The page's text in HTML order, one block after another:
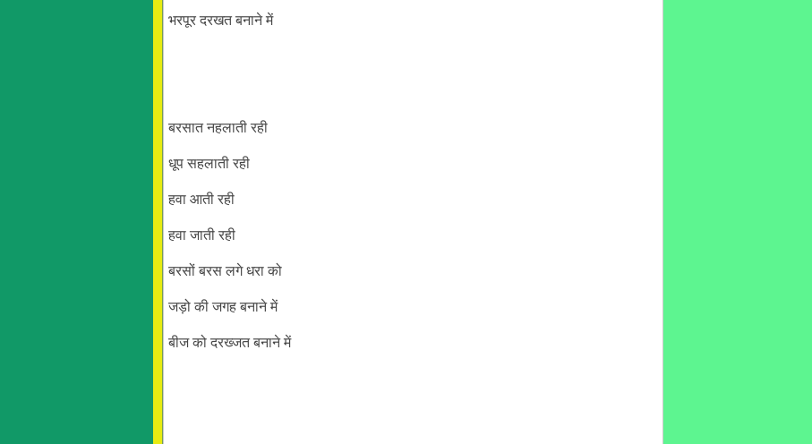
भरपूर दरखत बनाने में
बरसात नहलाती रही
धूप सहलाती रही
हवा आती रही
हवा जाती रही
बरसों बरस लगे धरा को
जड़ो की जगह बनाने में
बीज को दरख्जत बनाने में